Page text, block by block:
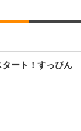
クチェア メッシ
ク
ア 疲れない テレ
度ロッキング機
ね上げ式アーム
ター | FlexScan
DualSense 充電
厚型 ワイド 42枚
ルー)
型犬用 26枚入
ート！すっぴん